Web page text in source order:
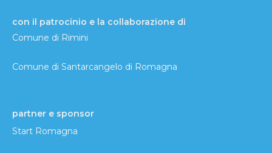
con il patrocinio e la collaborazione di
Comune di Rimini
Comune di Santarcangelo di Romagna
partner e sponsor
Start Romagna